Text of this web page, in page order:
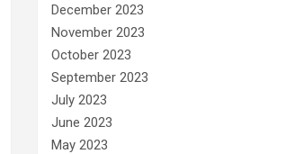
December 2023
November 2023
October 2023
September 2023
July 2023
June 2023
May 2023